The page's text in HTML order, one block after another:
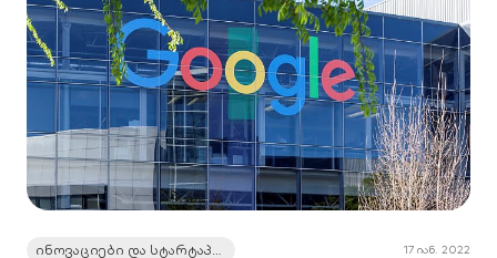
17 იან. 2022